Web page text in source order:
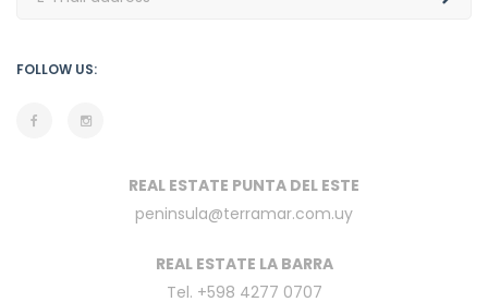
FOLLOW US:
REAL ESTATE PUNTA DEL ESTE
peninsula@terramar.com.uy
REAL ESTATE LA BARRA
Tel. +598 4277 0707